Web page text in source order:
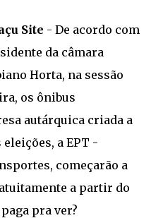
Site - De acordo com
da câmara
Horta, na sessão
os ônibus
autárquica criada a
a EPT -
começarão a
a partir do
pra ver?